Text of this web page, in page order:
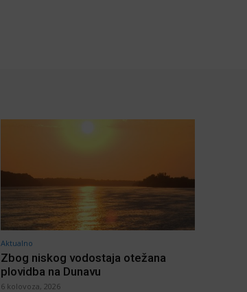
Aktualno
Zbog niskog vodostaja otežana
plovidba na Dunavu
6 kolovoza, 2026